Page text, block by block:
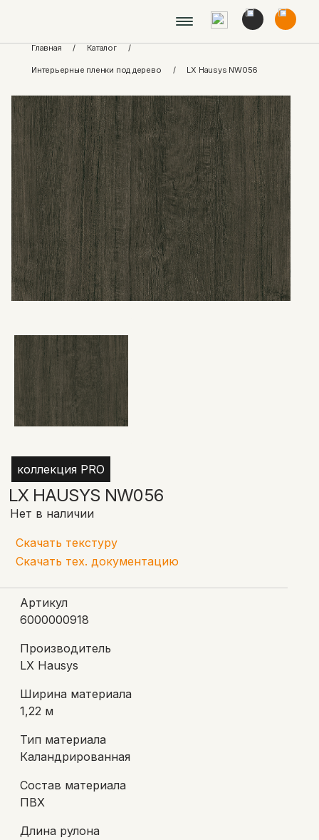
Главная / Каталог /
Интерьерные пленки под дерево / LX Hausys NW056
коллекция PRO
LX HAUSYS NW056
Нет в наличии
Скачать текстуру
Скачать тех. документацию
Артикул
6000000918
Производитель
LX Hausys
Ширина материала
1,22 м
Тип материала
Каландрированная
Состав материала
ПВХ
Длина рулона